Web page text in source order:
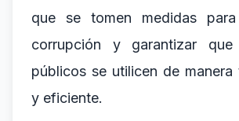
que se tomen medidas
corrupción y garantizar
públicos se utilicen de manera
y eficiente.